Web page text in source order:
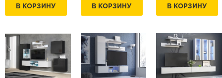
В КОРЗИНУ В КОРЗИНУ В КОРЗИНУ